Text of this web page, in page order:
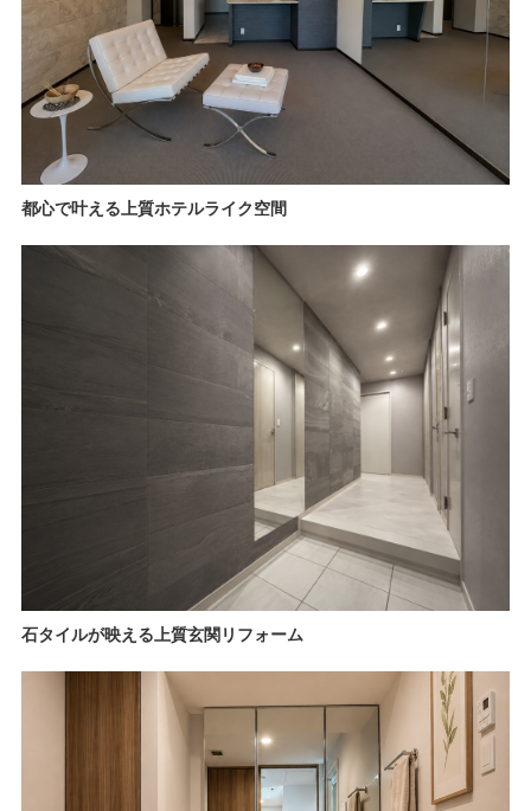
都心で叶える上質ホテルライク空間
石タイルが映える上質玄関リフォーム